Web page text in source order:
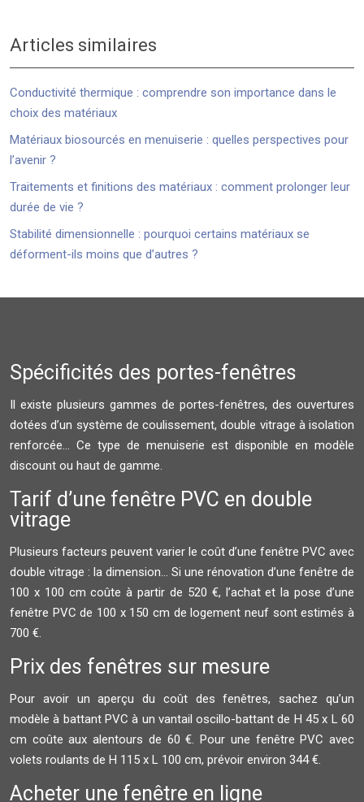
Articles similaires
Conductivité thermique : comprendre son importance dans le
choix des matériaux
Matériaux biosourcés en menuiserie : quelles perspectives pour
l’avenir ?
Traitements et finitions des matériaux : comment prolonger leur
durée de vie ?
Stabilité dimensionnelle : pourquoi certains matériaux se
déforment-ils moins que d’autres ?
Spécificités des portes-fenêtres
Il existe plusieurs gammes de portes-fenêtres, des ouvertures
dotées d’un système de coulissement, double vitrage à isolation
renforcée… Ce type de menuiserie est disponible en modèle
discount ou haut de gamme.
Tarif d’une fenêtre PVC en double
vitrage
Plusieurs facteurs peuvent varier le coût d’une fenêtre PVC avec
double vitrage : la dimension... Si une rénovation d’une fenêtre de
100 x 100 cm coûte à partir de 520 €, l’achat et la pose d’une
fenêtre PVC de 100 x 150 cm de logement neuf sont estimés à
700 €.
Prix des fenêtres sur mesure
Pour avoir un aperçu du coût des fenêtres, sachez qu’un
modèle à battant PVC à un vantail oscillo-battant de H 45 x L 60
cm coûte aux alentours de 60 €. Pour une fenêtre PVC avec
volets roulants de H 115 x L 100 cm, prévoir environ 344 €.
Acheter une fenêtre en ligne